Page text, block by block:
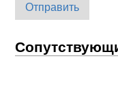
Отправить